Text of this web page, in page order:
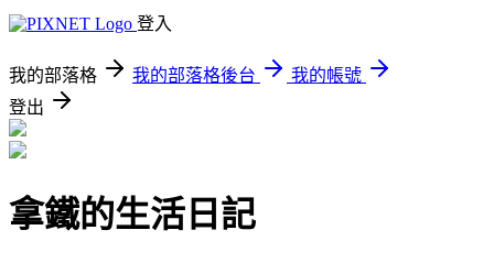
登入
我的部落格 我的部落格後台
我的帳號
登出
拿鐵的生活日記